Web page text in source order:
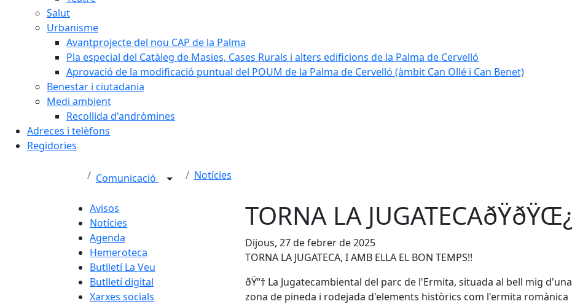
Salut
Urbanisme
Avantprojecte del nou CAP de la Palma
Pla especial del Catàleg de Masies, Cases Rurals i alters edificions de la Palma de Cervelló
Aprovació de la modificació puntual del POUM de la Palma de Cervelló (àmbit Can Ollé i Can Benet)
Benestar i ciutadania
Medi ambient
Recollida d'andròmines
Adreces i telèfons
Regidories
Comunicació Notícies
Avisos
Notícies
Agenda
Hemeroteca
Butlletí La Veu
Butlletí digital
Xarxes socials
TORNA LA JUGATECAðŸðŸŒ¿
Dijous, 27 de febrer de 2025
TORNA LA JUGATECA, I AMB ELLA EL BON TEMPS!!
ðŸ“† La Jugatecambiental del parc de l'Ermita, situada al bell mig d'una
zona de pineda i rodejada d'elements històrics com l'ermita romànica